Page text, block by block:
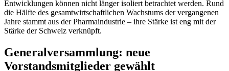
Entwicklungen können nicht länger isoliert betrachtet werden. Rund
die Hälfte des gesamtwirtschaftlichen Wachstums der vergangenen
Jahre stammt aus der Pharmaindustrie – ihre Stärke ist eng mit der
Stärke der Schweiz verknüpft.
Generalversammlung: neue
Vorstandsmitglieder gewählt